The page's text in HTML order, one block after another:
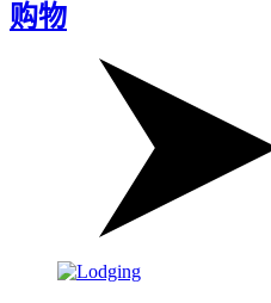
购物